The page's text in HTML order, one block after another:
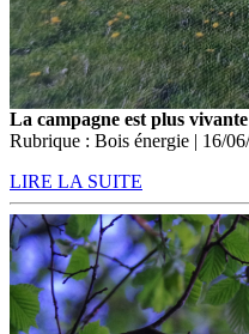
La campagne est plus
Rubrique : Bois énergie | 16/
LIRE LA SUITE